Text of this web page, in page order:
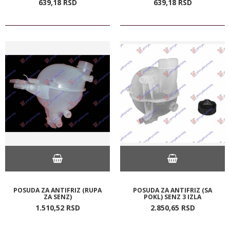
639,18 RSD 639,18 RSD
POSUDA ZA ANTIFRIZ (RUPA
ZA SENZ)
1.510,52 RSD
POSUDA ZA ANTIFRIZ (SA
POKL) SENZ 3 IZLA
2.850,65 RSD